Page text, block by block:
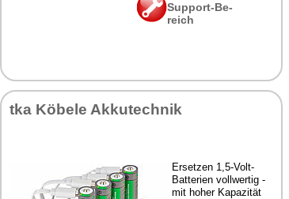
Sup­port-Be­
reich
tka Kö­be­le Ak­ku­tech­nik
Er­set­zen 1,5-Volt-
Bat­te­ri­en voll­wer­tig -
mit ho­her Ka­pa­zi­tät